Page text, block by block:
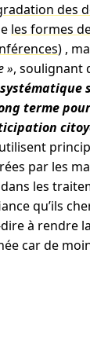
des
les formes
) ,
», soulignant
terme
par les
les
qu’ils
dire à rendre
car de